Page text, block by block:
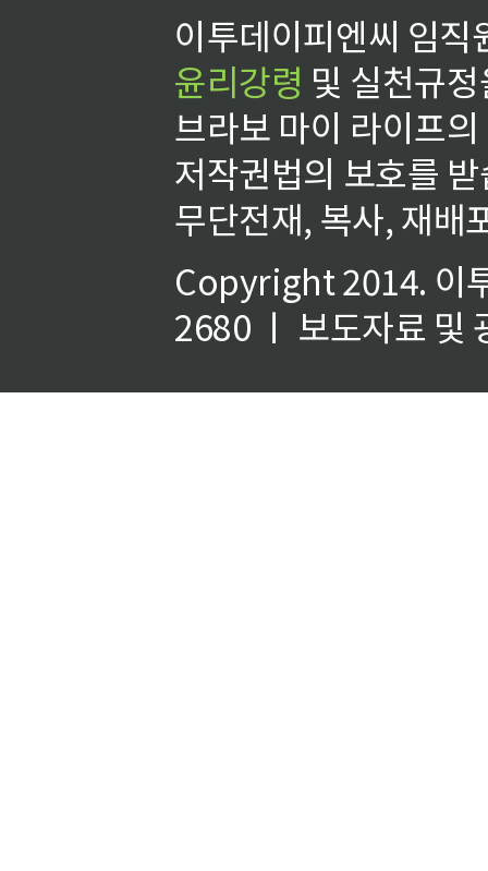
이투데이피엔씨 임
윤리강령 및 실천규
브라보 마이 라이프
저작권법의 보호를
무단전재, 복사, 재배
Copyright 2014. 이
2680 ㅣ 보도자료